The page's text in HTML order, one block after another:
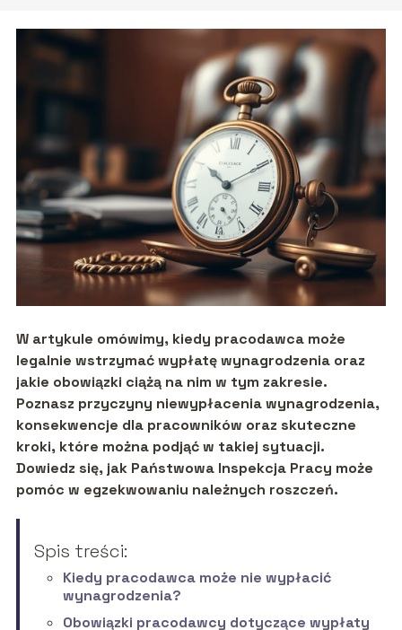
W artykule omówimy, kiedy pracodawca może
legalnie wstrzymać wypłatę wynagrodzenia oraz
jakie obowiązki ciążą na nim w tym zakresie.
Poznasz przyczyny niewypłacenia wynagrodzenia,
konsekwencje dla pracowników oraz skuteczne
kroki, które można podjąć w takiej sytuacji.
Dowiedz się, jak Państwowa Inspekcja Pracy może
pomóc w egzekwowaniu należnych roszczeń.
Spis treści:
Kiedy pracodawca może nie wypłacić
wynagrodzenia?
Obowiązki pracodawcy dotyczące wypłaty